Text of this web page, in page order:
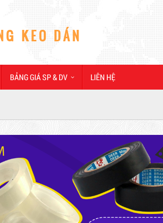
BẢNG GIÁ SP & DV LIÊN HỆ